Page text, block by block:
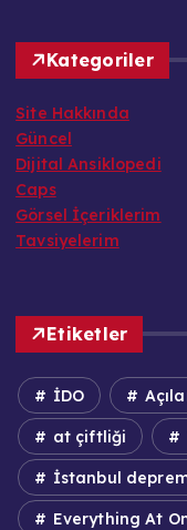
Kategoriler
Site Hakkında
Güncel
Dijital Ansiklopedi
Caps
Görsel İçeriklerim
Tavsiyelerim
Etiketler
İDO
at çiftliği
İstanbul
Everything At